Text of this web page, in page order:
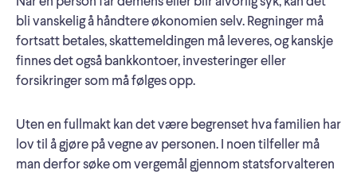
bli vanskelig å håndtere økonomien selv. Regninger må
fortsatt betales, skattemeldingen må leveres, og kanskje
finnes det også bankkontoer, investeringer eller
forsikringer som må følges opp.
Uten en fullmakt kan det være begrenset hva familien har
lov til å gjøre på vegne av personen. I noen tilfeller må
man derfor søke om vergemål gjennom statsforvalteren